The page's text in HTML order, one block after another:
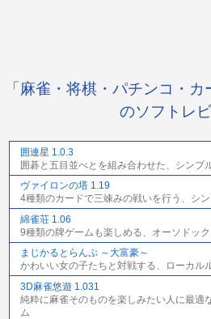
「麻雀・将棋・パチンコ・
のソフトレ
囲連星 1.0.3
囲碁と五目並べとを組み合わせた、シンプ
ヴァイロンの塔 1.19
4種類のカードで三竦みの戦いを行う、シ
綿雀荘 1.06
9種類の牌ゲームも楽しめる、オーソドッ
まじかるとらんぷ ～大富豪～
かわいい女の子たちと対戦する、ローカル
3D麻雀悠遊 1.031
純粋に麻雀そのものを楽しみたい人に最適
ム